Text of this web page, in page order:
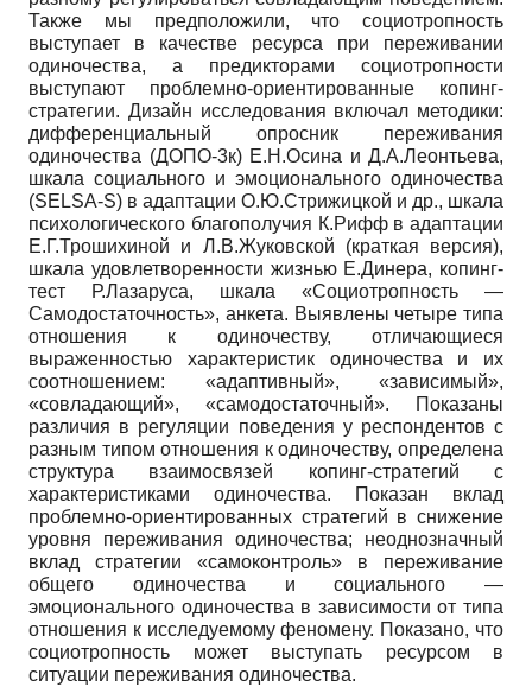
Также мы предположили, что социотропность
выступает в качестве ресурса при переживании
одиночества, а предикторами социотропности
выступают проблемно-ориентированные копинг-
стратегии. Дизайн исследования включал методики:
дифференциальный опросник переживания
одиночества (ДОПО-3к) Е.Н.Осина и Д.А.Леонтьева,
шкала социального и эмоционального одиночества
(SELSA-S) в адаптации О.Ю.Стрижицкой и др., шкала
психологического благополучия К.Рифф в адаптации
Е.Г.Трошихиной и Л.В.Жуковской (краткая версия),
шкала удовлетворенности жизнью Е.Динера, копинг-
тест Р.Лазаруса, шкала «Социотропность —
Самодостаточность», анкета. Выявлены четыре типа
отношения к одиночеству, отличающиеся
выраженностью характеристик одиночества и их
соотношением: «адаптивный», «зависимый»,
«совладающий», «самодостаточный». Показаны
различия в регуляции поведения у респондентов с
разным типом отношения к одиночеству, определена
структура взаимосвязей копинг-стратегий с
характеристиками одиночества. Показан вклад
проблемно-ориентированных стратегий в снижение
уровня переживания одиночества; неоднозначный
вклад стратегии «самоконтроль» в переживание
общего одиночества и социального —
эмоционального одиночества в зависимости от типа
отношения к исследуемому феномену. Показано, что
социотропность может выступать ресурсом в
ситуации переживания одиночества.